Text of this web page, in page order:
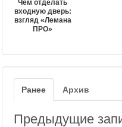
Чем отделать
входную дверь:
взгляд «Лемана
ПРО»
Ранее Архив
Предыдущие